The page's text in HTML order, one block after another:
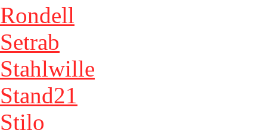
Rondell
Setrab
Stahlwille
Stand21
Stilo